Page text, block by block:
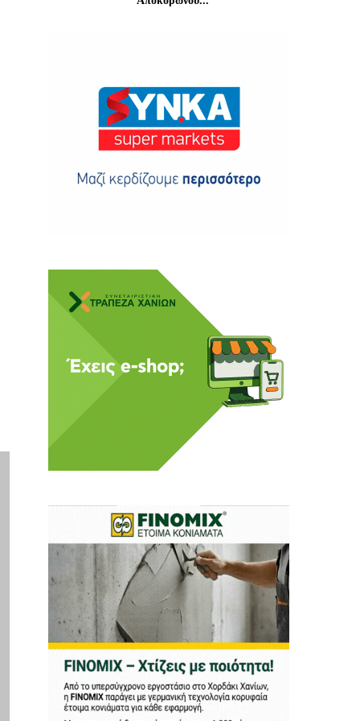
κι εμείς
εμάς. Αφορά κάτι
έχουν την
δυνατότητα.
ελεύθερη
δώστε μας τη δύναμη